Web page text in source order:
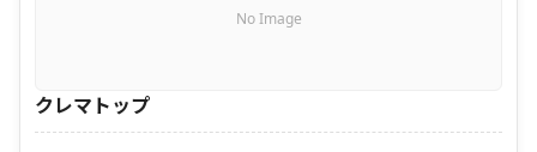
No Image
クレマトップ